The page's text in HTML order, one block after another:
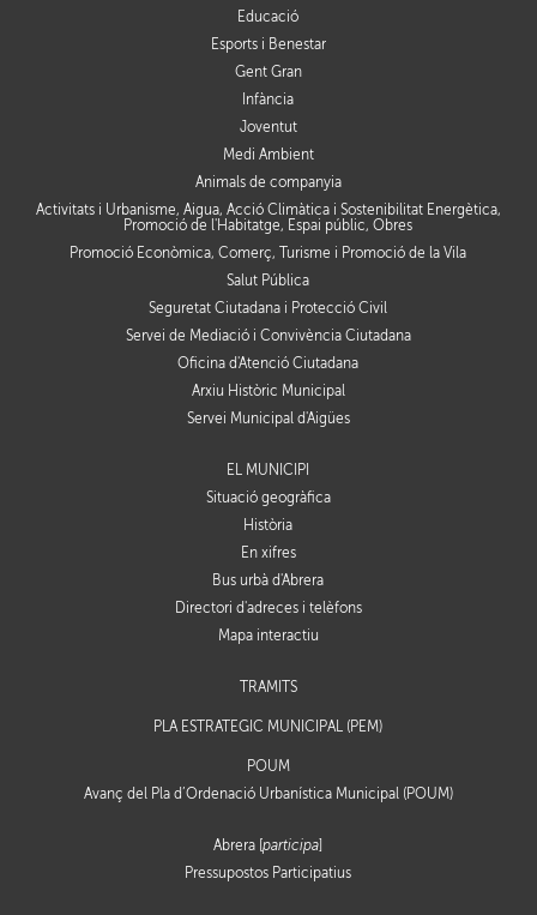
Educació
Esports i Benestar
Gent Gran
Infància
Joventut
Medi Ambient
Animals de companyia
Activitats i Urbanisme, Aigua, Acció Climàtica i Sostenibilitat Energètica,
Promoció de l'Habitatge, Espai públic, Obres
Promoció Econòmica, Comerç, Turisme i Promoció de la Vila
Salut Pública
Seguretat Ciutadana i Protecció Civil
Servei de Mediació i Convivència Ciutadana
Oficina d'Atenció Ciutadana
Arxiu Històric Municipal
Servei Municipal d'Aigües
EL MUNICIPI
Situació geogràfica
Història
En xifres
Bus urbà d'Abrera
Directori d'adreces i telèfons
Mapa interactiu
TRÀMITS
PLA ESTRATÈGIC MUNICIPAL (PEM)
POUM
Avanç del Pla d’Ordenació Urbanística Municipal (POUM)
Abrera [participa
Pressupostos Participatius